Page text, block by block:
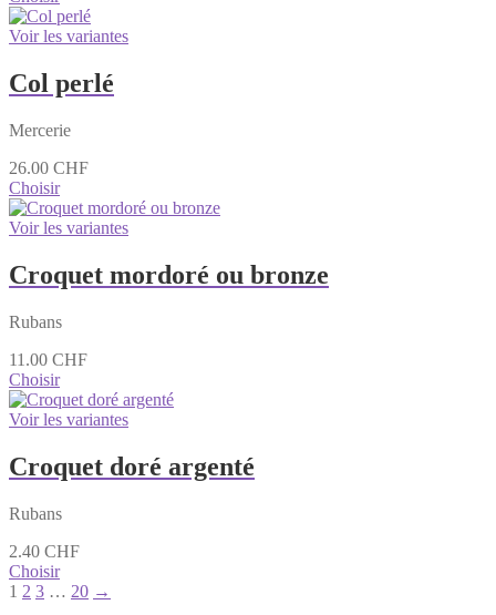
Voir les variantes
Col perlé
Mercerie
26.00 CHF
Choisir
Voir les variantes
Croquet mordoré ou bronze
Rubans
11.00 CHF
Choisir
Voir les variantes
Croquet doré argenté
Rubans
2.40 CHF
Choisir
1 2 3 … 20 →